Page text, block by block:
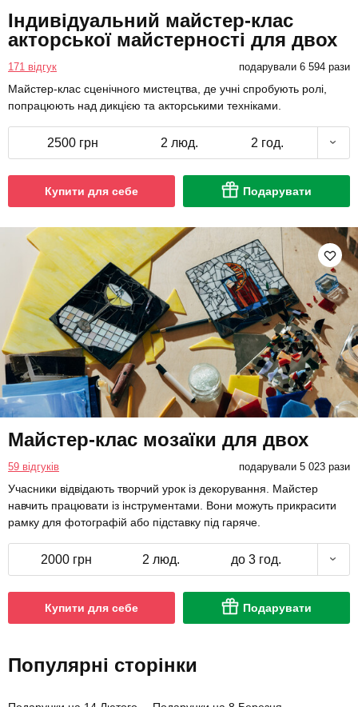
Індивідуальний майстер-клас
акторської майстерності для двох
171 відгук подарували 6 594 рази
Майстер-клас сценічного мистецтва, де учні спробують ролі,
попрацюють над дикцією та акторськими техніками.
2500 грн 2 люд. 2 год.
Купити для себе Подарувати
Майстер-клас мозаїки для двох
59 відгуків подарували 5 023 рази
Учасники відвідають творчий урок із декорування. Майстер
навчить працювати із інструментами. Вони можуть прикрасити
рамку для фотографій або підставку під гаряче.
2000 грн 2 люд. до 3 год.
Купити для себе Подарувати
Популярні сторінки